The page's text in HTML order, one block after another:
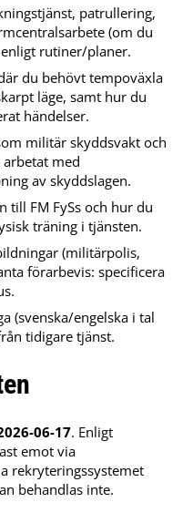
patrullering,
(om du
rutiner/planer.
du behövt tempoväxla
läge, samt hur du
händelser.
militär skyddsvakt och
med
av skyddslagen.
till FM FySs och hur du
träning i tjänsten.
(militärpolis,
förarbevis: specificera
(svenska/engelska i tal
tidigare tjänst.
06-17. Enligt
emot via
rekryteringssystemet
behandlas inte.